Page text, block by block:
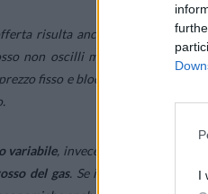
I
risulta anche meno
non oscilli molto nei prossimi
fisso e bloccato per un lungo
variabile, invece, permettono di
del gas. Se il mercato del gas